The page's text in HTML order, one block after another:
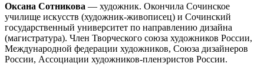
Оксана Сотникова — художник. Окончила Сочинское
училище искусств (художник-живописец) и Сочинский
государственный университет по направлению дизайна
(магистратура). Член Творческого союза художников России,
Международной федерации художников, Союза дизайнеров
России, Ассоциации художников-пленэристов России.